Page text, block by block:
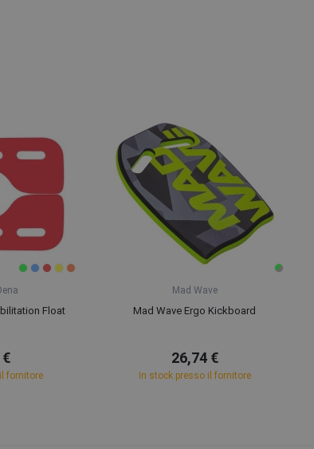
Float
fornitore
Mad Wave
Mad Wave Ergo Kickboard
26,74 €
In stock presso il fornitore